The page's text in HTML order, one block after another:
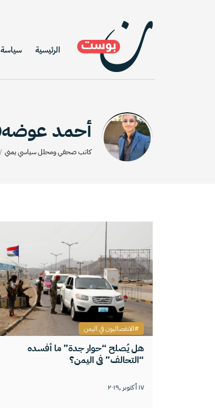
الرئيسية سياسة
أحمد عوضه
كاتب صحفي ومحلل سياسي يمني
هل يُصلح “حوار جدة” ما أفسده
“التحالف” في اليمن؟
١٧ أكتوبر ,٢٠١٩
الانفصاليون في اليمن